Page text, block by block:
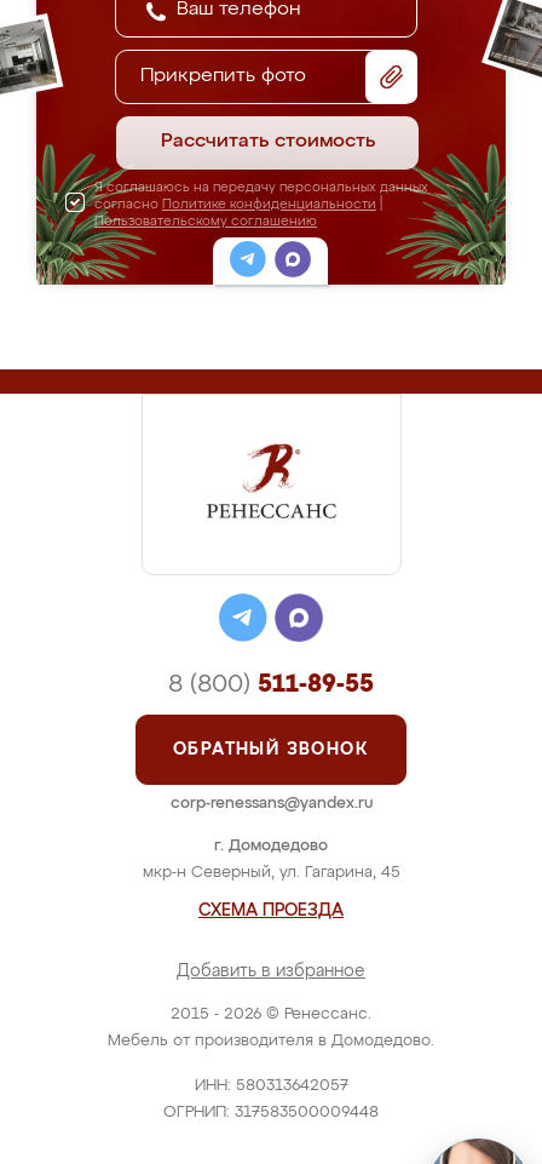
Прикрепить фото
Рассчитать стоимость
Я соглашаюсь на передачу персональных данных
согласно Политике конфиденциальности
Пользовательскому соглашению
2015 - 2026 © Ренессанс.
Мебель от производителя в Домодедово.
ИНН: 580313642057
ОГРНИП: 317583500009448
г. Домодедово
мкр-н Северный, ул. Гагарина, 45
СХЕМА ПРОЕЗДА
Добавить в избранное
8 (800) 511-89-55
ОБРАТНЫЙ ЗВОНОК
corp-renessans@yandex.ru